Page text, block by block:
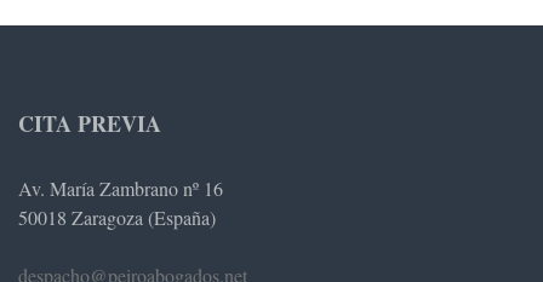
CITA PREVIA
Av. María Zambrano nº 16
50018 Zaragoza (España)
despacho@peiroabogados.net